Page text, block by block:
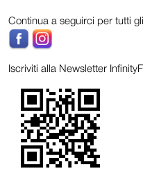
Continua a seguirci per tutti
Iscriviti alla Newsletter